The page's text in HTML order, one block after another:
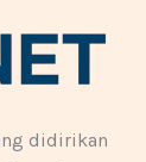
didirikan